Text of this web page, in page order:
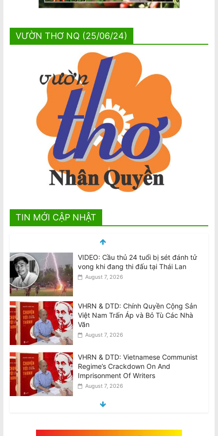
VƯỜN THƠ NQ (25/06/24)
TIN MỚI CẬP NHẬT
VIDEO: Cầu thủ 24 tuổi bị sét đánh tử
vong khi đang thi đấu tại Thái Lan
August 7, 2026
VHRN & DTD: Chính Quyền Cộng Sản
Việt Nam Trấn Áp và Bỏ Tù Các Nhà
Văn
August 7, 2026
VHRN & DTD: Vietnamese Communist
Regime’s Crackdown On And
Imprisonment Of Writers
August 7, 2026
National Stroke Week: Thay đổi lối